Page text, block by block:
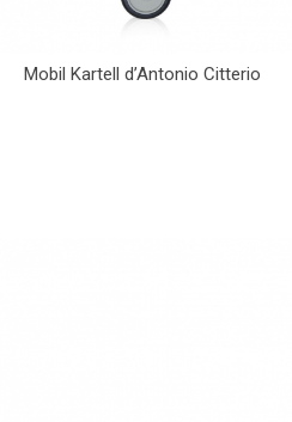
Mobil Kartell d’Antonio Citterio